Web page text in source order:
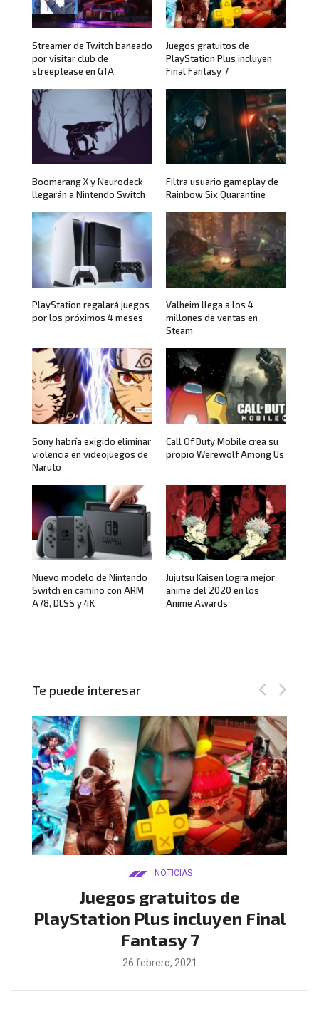
Streamer de Twitch baneado
por visitar club de
streeptease en GTA
Juegos gratuitos de
PlayStation Plus incluyen
Final Fantasy 7
Boomerang X y Neurodeck
llegarán a Nintendo Switch
Filtra usuario gameplay de
Rainbow Six Quarantine
PlayStation regalará juegos
por los próximos 4 meses
Valheim llega a los 4
millones de ventas en
Steam
Sony habría exigido eliminar
violencia en videojuegos de
Naruto
Call Of Duty Mobile crea su
propio Werewolf Among Us
Nuevo modelo de Nintendo
Switch en camino con ARM
A78, DLSS y 4K
Jujutsu Kaisen logra mejor
anime del 2020 en los
Anime Awards
Te puede interesar
NOTICIAS
Juegos gratuitos de
PlayStation Plus incluyen Final
Fantasy 7
26 febrero, 2021